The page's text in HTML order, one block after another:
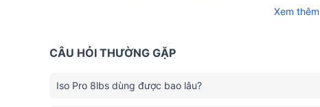
Xem thêm
CÂU HỎI THƯỜNG GẶP
Iso Pro 8lbs dùng được bao lâu?